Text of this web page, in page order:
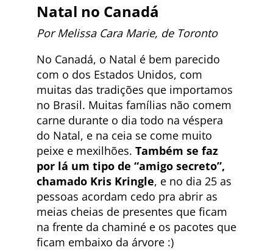
Natal no Canadá
Por Melissa Cara Marie, de Toronto
No Canadá, o Natal é bem parecido
com o dos Estados Unidos, com
muitas das tradições que importamos
no Brasil. Muitas famílias não comem
carne durante o dia todo na véspera
do Natal, e na ceia se come muito
peixe e mexilhões. Também se faz
por lá um tipo de “amigo secreto”,
chamado Kris Kringle, e no dia 25 as
pessoas acordam cedo pra abrir as
meias cheias de presentes que ficam
na frente da chaminé e os pacotes que
ficam embaixo da árvore :)